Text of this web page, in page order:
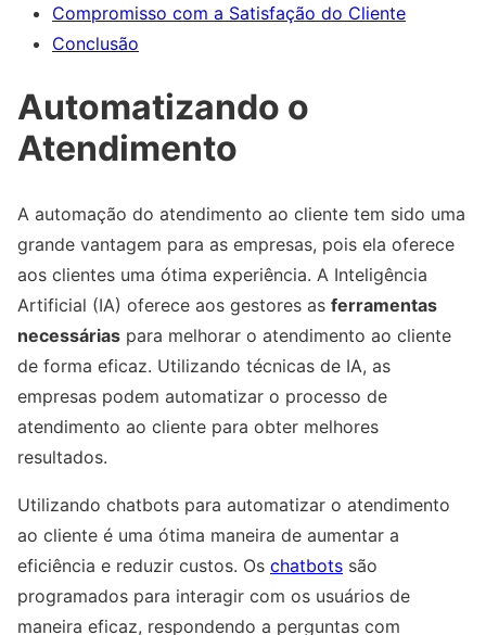
Compromisso com a Satisfação do Cliente
Conclusão
Automatizando o
Atendimento
A automação do atendimento ao cliente tem sido uma
grande vantagem para as empresas, pois ela oferece
aos clientes uma ótima experiência. A Inteligência
Artificial (IA) oferece aos gestores as ferramentas
necessárias para melhorar o atendimento ao cliente
de forma eficaz. Utilizando técnicas de IA, as
empresas podem automatizar o processo de
atendimento ao cliente para obter melhores
resultados.
Utilizando chatbots para automatizar o atendimento
ao cliente é uma ótima maneira de aumentar a
eficiência e reduzir custos. Os chatbots são
programados para interagir com os usuários de
maneira eficaz, respondendo a perguntas com